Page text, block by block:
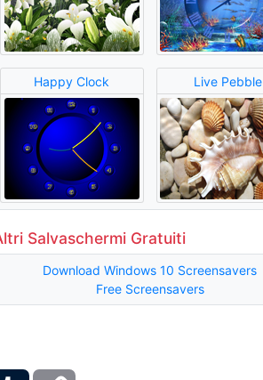
Happy Clock Live Pebble
Salvaschermi Gratuiti
Download Windows 10 Screensavers
Free Screensavers